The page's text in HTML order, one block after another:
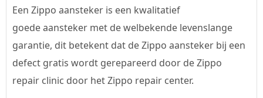
Een Zippo aansteker is een kwalitatief
goede aansteker met de welbekende levenslange
garantie, dit betekent dat de Zippo aansteker bij een
defect gratis wordt gerepareerd door de Zippo
repair clinic door het Zippo repair center.